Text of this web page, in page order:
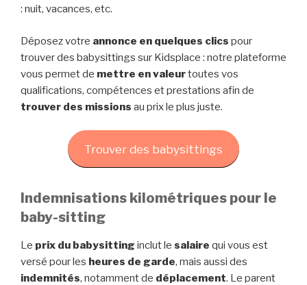
: nuit, vacances, etc.
Déposez votre annonce en quelques clics pour
trouver des babysittings sur Kidsplace : notre plateforme
vous permet de mettre en valeurtoutes vos
qualifications, compétences et prestations afin de
trouver des missions au prix le plus juste.
Trouver des babysittings
Indemnisations kilométriques pour le
baby-sitting
Le prix du babysitting inclut le salaire qui vous est
versé pour les heures de garde, mais aussi des
indemnités, notamment de déplacement. Le parent